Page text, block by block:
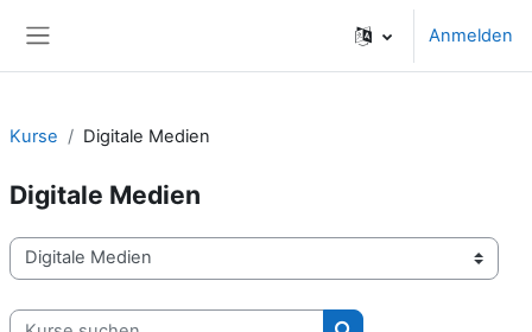
Anmelden
Kurse Digitale Medien
Digitale Medien
Kursbereiche
Kurse suchen